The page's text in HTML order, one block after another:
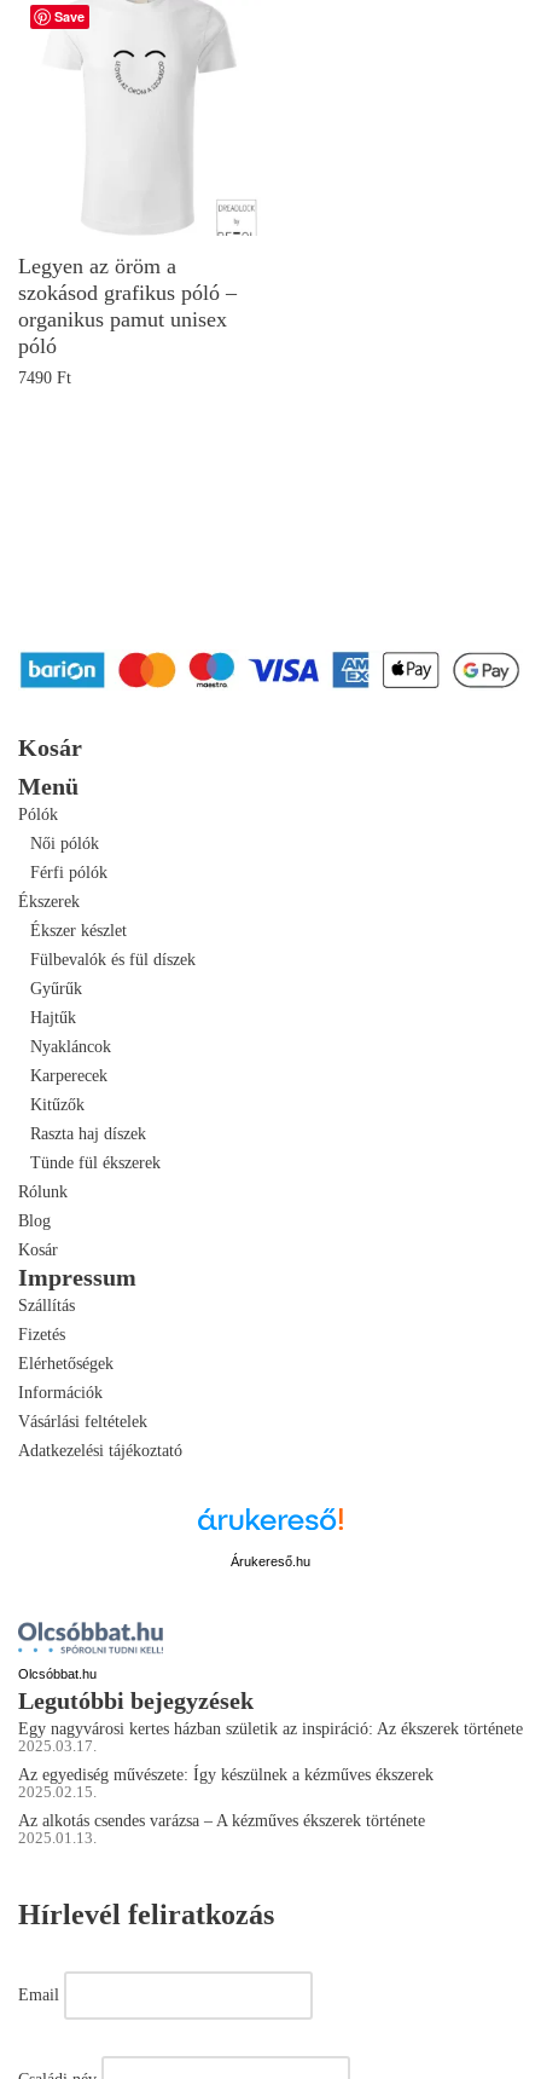
Save
Legyen az öröm a
szokásod grafikus póló –
organikus pamut unisex
póló
7490 Ft
Kosár
Menü
Pólók
Női pólók
Férfi pólók
Ékszerek
Ékszer készlet
Fülbevalók és fül díszek
Gyűrűk
Hajtűk
Nyakláncok
Karperecek
Kitűzők
Raszta haj díszek
Tünde fül ékszerek
Rólunk
Blog
Kosár
Impressum
Szállítás
Fizetés
Elérhetőségek
Információk
Vásárlási feltételek
Adatkezelési tájékoztató
Árukereső.hu
Olcsóbbat.hu
Legutóbbi bejegyzések
Egy nagyvárosi kertes házban születik az inspiráció: Az ékszerek története
2025.03.17.
Az egyediség művészete: Így készülnek a kézműves ékszerek
2025.02.15.
Az alkotás csendes varázsa – A kézműves ékszerek története
2025.01.13.
Hírlevél feliratkozás
Email